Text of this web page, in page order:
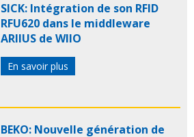
SICK: Intégration de son RFID
RFU620 dans le middleware
ARIIUS de WIIO
En savoir plus
BEKO: Nouvelle génération de